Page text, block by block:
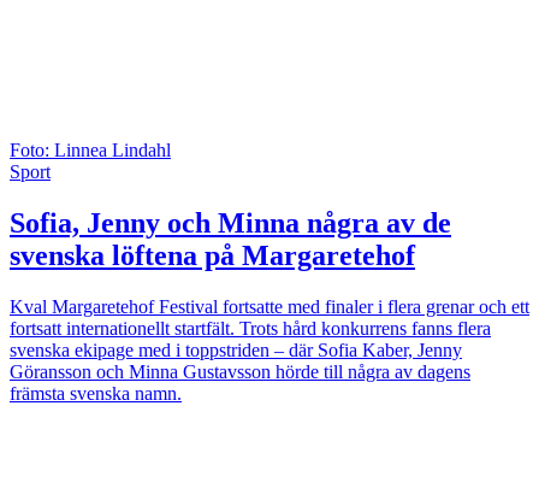
Foto: Linnea Lindahl
Sport
Sofia, Jenny och Minna några av de
svenska löftena på Margaretehof
Kval Margaretehof Festival fortsatte med finaler i flera grenar och ett
fortsatt internationellt startfält. Trots hård konkurrens fanns flera
svenska ekipage med i toppstriden – där Sofia Kaber, Jenny
Göransson och Minna Gustavsson hörde till några av dagens
främsta svenska namn.